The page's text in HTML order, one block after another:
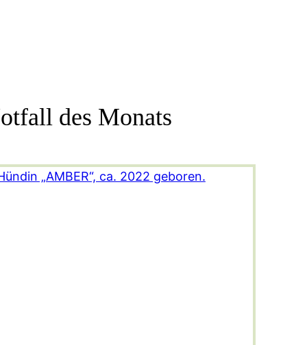
des Monats